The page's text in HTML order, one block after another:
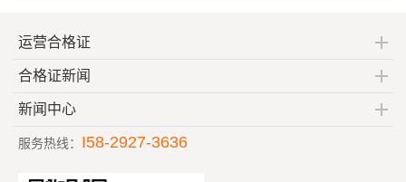
运营合格证
合格证新闻
新闻中心
服务热线： I58-2927-3636